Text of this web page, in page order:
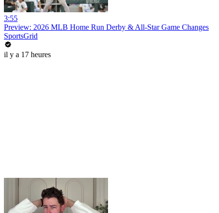
3:55
Preview: 2026 MLB Home Run Derby & All-Star Game Changes
SportsGrid
il y a 17 heures